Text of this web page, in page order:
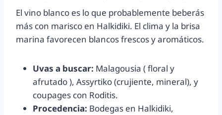
El vino blanco es lo que probablemente beberás
más con marisco en Halkidiki. El clima y la brisa
marina favorecen blancos frescos y aromáticos.
Uvas a buscar: Malagousia ( floral y
afrutado ), Assyrtiko (crujiente, mineral), y
coupages con Roditis.
Procedencia: Bodegas en Halkidiki,